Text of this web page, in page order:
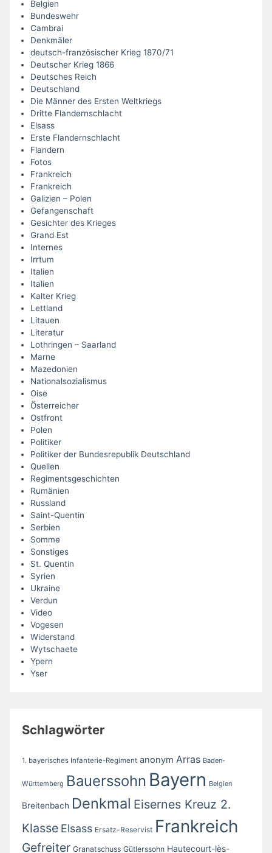
Belgien
Bundeswehr
Cambrai
Denkmäler
deutsch-französischer Krieg 1870/71
Deutscher Krieg 1866
Deutsches Reich
Deutschland
Die Männer des Ersten Weltkriegs
Dritte Flandernschlacht
Elsass
Erste Flandernschlacht
Flandern
Fotos
Frankreich
Frankreich
Galizien – Polen
Gefangenschaft
Gesichter des Krieges
Grand Est
Internes
Irrtum
Italien
Italien
Kalter Krieg
Lettland
Litauen
Literatur
Lothringen – Saarland
Marne
Mazedonien
Nationalsozialismus
Oise
Österreicher
Ostfront
Polen
Politiker
Politiker der Bundesrepublik Deutschland
Quellen
Regimentsgeschichten
Rumänien
Russland
Saint-Quentin
Serbien
Somme
Sonstiges
St. Quentin
Syrien
Ukraine
Verdun
Video
Vogesen
Widerstand
Wytschaete
Ypern
Yser
Schlagwörter
1. bayerisches Infanterie-Regiment anonym Arras Baden-
Württemberg Bauerssohn Bayern Belgien
Breitenbach Denkmal Eisernes Kreuz 2.
Klasse Elsass Ersatz-Reservist Frankreich
Gefreiter Granatschuss Gütlerssohn Hautecourt-lès-